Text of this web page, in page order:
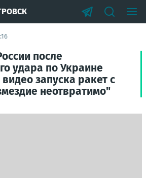
после
удара по Украине
запуска ракет с
неотвратимо"